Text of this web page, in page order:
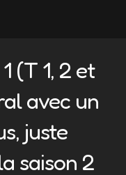
(T 1, 2 et
avec un
juste
saison 2